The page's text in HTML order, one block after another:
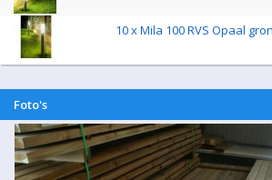
10 x Mila 100 RVS Opaal
Foto's